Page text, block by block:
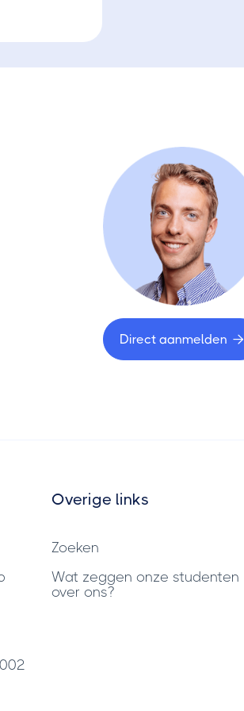
Direct aanmelden 
Overige links
Zoeken
Wat zeggen onze studenten
over ons?